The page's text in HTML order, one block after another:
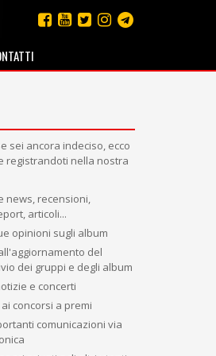
sei ancora indeciso, ecco
registrandoti nella nostra
news, recensioni,
articoli...
opinioni sugli album
del
dei gruppi e degli album
e concerti
concorsi a premi
comunicazioni via